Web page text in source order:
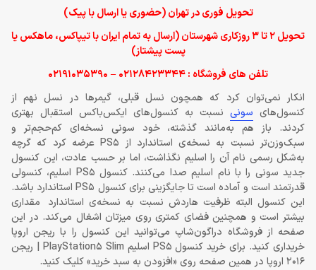
تحویل فوری در تهران (حضوری یا ارسال با پیک)
تحویل 2 تا 3 روزکاری شهرستان (ارسال به تمام ایران با تیپاکس، ماهکس یا
پست پیشتاز)
تلفن های فروشگاه : 02128423344 – 02191035390
انکار نمی‌توان کرد که همچون نسل قبلی، گیمرها در نسل نهم از
کنسول‌های سونی نسبت به کنسول‌های ایکس‌باکس استقبال بهتری
کردند. باز هم به‌مانند گذشته، خود سونی نسخه‌ای کم‌حجم‌تر و
سبک‌وزن‌تر نسبت به نسخه‌ی استاندارد از PS5 عرضه کرد که گرچه
به‌شکل رسمی نام آن را اسلیم نگذاشت، اما بر حسب عادت، این کنسول
جدید سونی را با نام اسلیم صدا می‌کنند. کنسول PS5 اسلیم، کنسولی
قدرتمند است و آماده است تا جایگزینی برای کنسول PS5 استاندارد باشد.
این کنسول البته ظرفیت هاردش نسبت به نسخه‌ی استاندارد مقداری
بیشتر است و همچنین فضای کمتری روی میزتان اشغال می‌کند. در این
صفحه از فروشگاه دراگون‌شاپ می‌توانید این کنسول را با ریجن اروپا
خریداری کنید. برای خرید کنسول PS5 اسلیم PlayStation5 Slim | ریجن
2016 اروپا در همین صفحه روی «افزودن به سبد خرید» کلیک کنید.